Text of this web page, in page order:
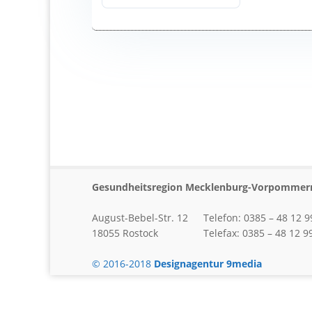
Gesundheitsregion Mecklenburg-
August-Bebel-Str. 12
18055 Rostock
Telefon: 0385 – 48 12
Telefax: 0385 – 48 12
© 2016-2018 Designagentur 9media